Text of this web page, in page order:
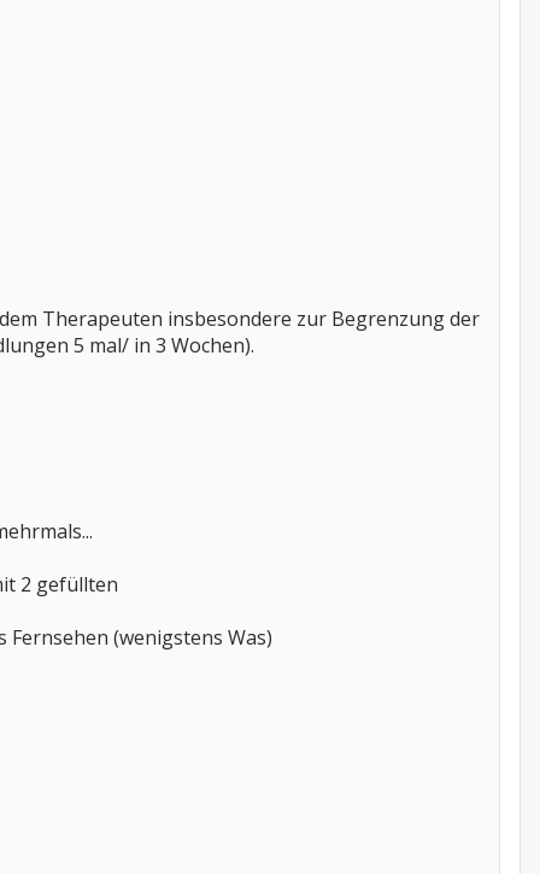
Therapeuten insbesondere zur Begrenzung der
5 mal/ in 3 Wochen).
2 gefüllten
(wenigstens Was)